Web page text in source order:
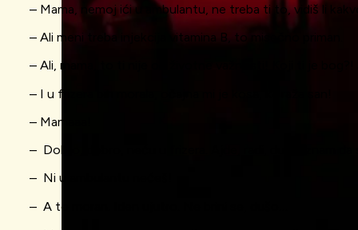
– Mama, nemoj ići u ambulantu, ne treba ti to, vidiš li
– Ali meni treba injekcija vitamina B, to misečno priman.
– Ali, mama, to ti nije od životne važnosti! Koji ti je bog?!
– I u frizera bih morala, očajna mi je kosa, ka raža san!
– Mamaaa!
– Dobro, dobro, neću u frizera. Ajde, radi, dušo, znam da
– Ni u ambulantu nećeš!
– A to moran. Iden ujutro. Ne brini se, dušo…